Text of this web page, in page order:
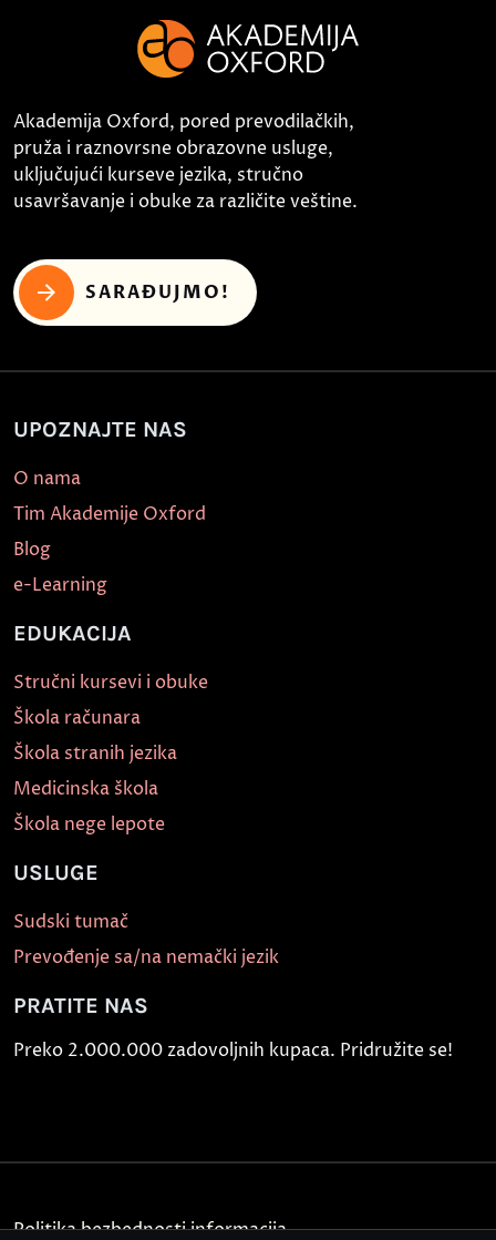
Akademija Oxford, pored prevodilačkih,
pruža i raznovrsne obrazovne usluge,
uključujući kurseve jezika, stručno
usavršavanje i obuke za različite veštine.
SARAĐUJMO!
UPOZNAJTE NAS
O nama
Tim Akademije Oxford
Blog
e-Learning
EDUKACIJA
Stručni kursevi i obuke
Škola računara
Škola stranih jezika
Medicinska škola
Škola nege lepote
USLUGE
Sudski tumač
Prevođenje sa/na nemački jezik
PRATITE NAS
Preko 2.000.000 zadovoljnih kupaca. Pridružite se!
Politika bezbednosti informacija